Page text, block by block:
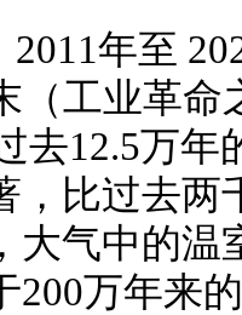
年至
（工业革命
去12.5万年
，比过去两
大气中的温
200万年来